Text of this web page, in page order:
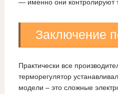
— именно они контролируют
Заключение
Практически все
терморегулятор
модели – это сложные